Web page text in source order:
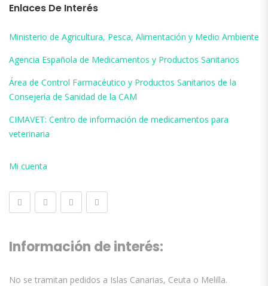
Enlaces De Interés
Ministerio de Agricultura, Pesca, Alimentación y Medio Ambiente
Agencia Española de Medicamentos y Productos Sanitarios
Área de Control Farmacéutico y Productos Sanitarios de la
Consejería de Sanidad de la CAM
CIMAVET: Centro de información de medicamentos para
veterinaria
Mi cuenta
Información de interés:
No se tramitan pedidos a Islas Canarias, Ceuta o Melilla.